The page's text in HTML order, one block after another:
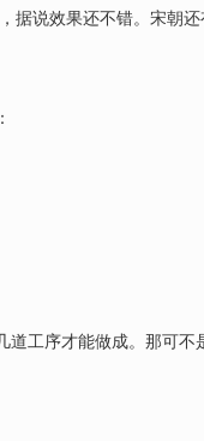
据说效果还不错。宋朝
工序才能做成。那可不